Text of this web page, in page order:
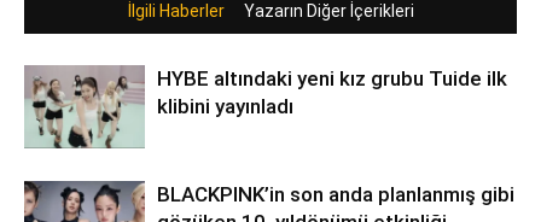
İlgili Haberler Yazarın Diğer İçerikleri
HYBE altındaki yeni kız grubu Tuide ilk
klibini yayınladı
BLACKPINK’in son anda planlanmış gibi